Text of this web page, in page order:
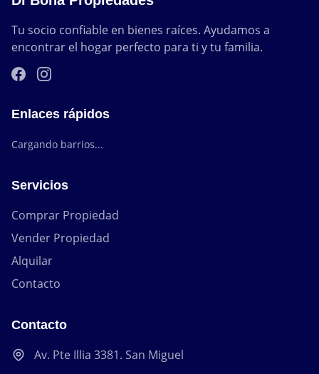
Tu socio confiable en bienes raíces. Ayudamos a
encontrar el hogar perfecto para ti y tu familia.
Enlaces rápidos
Cargando barrios...
Servicios
Comprar Propiedad
Vender Propiedad
Alquilar
Contacto
Contacto
Av. Pte Illia 3381. San Miguel